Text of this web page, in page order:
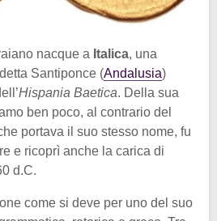
nacque a Italica, una
Santiponce (Andalusia)
Hispania Baetica. Della sua
ben poco, al contrario del
portava il suo stesso nome, fu
e ricoprì anche la carica di
d.C.
come si deve per uno del suo